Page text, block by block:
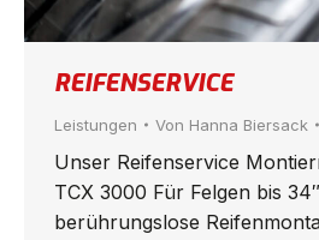
REIFENSERVICE
Leistungen Von Hanna Biersack
Unser Reifenservice
TCX 3000 Für Felgen bis
berührungslose